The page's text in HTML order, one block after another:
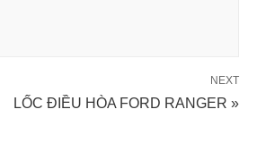
NEXT
LỐC ĐIỀU HÒA FORD RANGER »